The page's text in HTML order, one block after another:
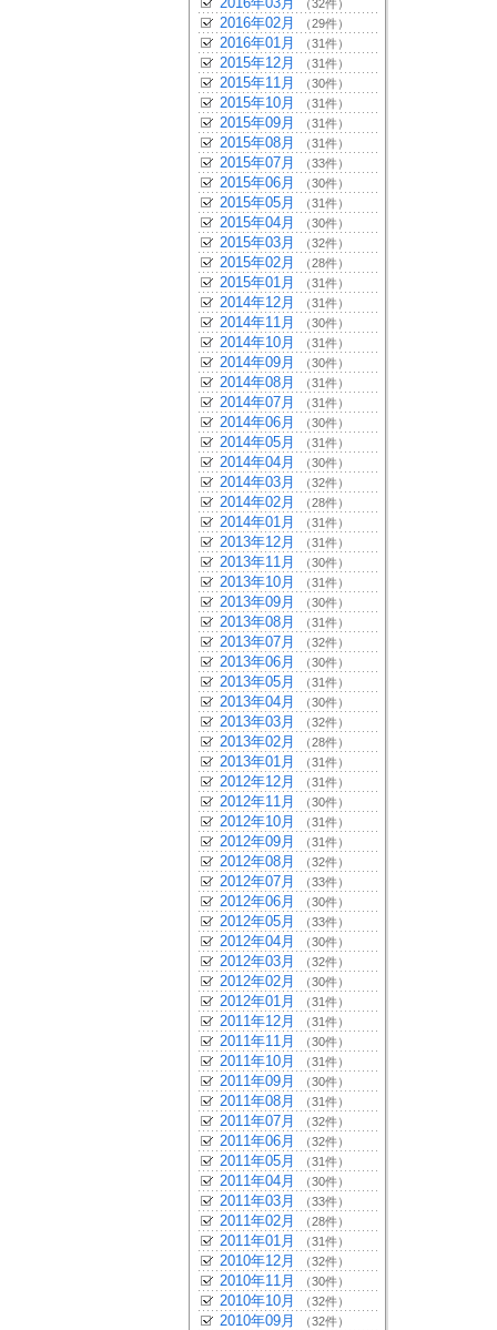
（32件）
2016年02月 （29件）
2016年01月 （31件）
2015年12月 （31件）
2015年11月 （30件）
2015年10月 （31件）
2015年09月 （31件）
2015年08月 （31件）
2015年07月 （33件）
2015年06月 （30件）
2015年05月 （31件）
2015年04月 （30件）
2015年03月 （32件）
2015年02月 （28件）
2015年01月 （31件）
2014年12月 （31件）
2014年11月 （30件）
2014年10月 （31件）
2014年09月 （30件）
2014年08月 （31件）
2014年07月 （31件）
2014年06月 （30件）
2014年05月 （31件）
2014年04月 （30件）
2014年03月 （32件）
2014年02月 （28件）
2014年01月 （31件）
2013年12月 （31件）
2013年11月 （30件）
2013年10月 （31件）
2013年09月 （30件）
2013年08月 （31件）
2013年07月 （32件）
2013年06月 （30件）
2013年05月 （31件）
2013年04月 （30件）
2013年03月 （32件）
2013年02月 （28件）
2013年01月 （31件）
2012年12月 （31件）
2012年11月 （30件）
2012年10月 （31件）
2012年09月 （31件）
2012年08月 （32件）
2012年07月 （33件）
2012年06月 （30件）
2012年05月 （33件）
2012年04月 （30件）
2012年03月 （32件）
2012年02月 （30件）
2012年01月 （31件）
2011年12月 （31件）
2011年11月 （30件）
2011年10月 （31件）
2011年09月 （30件）
2011年08月 （31件）
2011年07月 （32件）
2011年06月 （32件）
2011年05月 （31件）
2011年04月 （30件）
2011年03月 （33件）
2011年02月 （28件）
2011年01月 （31件）
2010年12月 （32件）
2010年11月 （30件）
2010年10月 （32件）
2010年09月 （32件）